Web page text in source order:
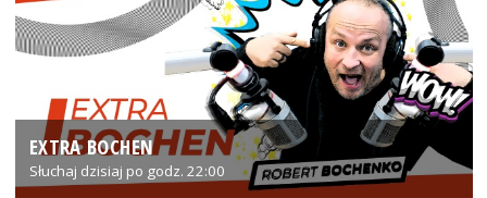
EXTRA BOCHEN
Słuchaj dzisiaj po godz. 22:00